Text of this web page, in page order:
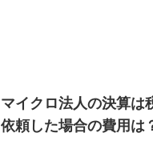
マイクロ法人の決算は
依頼した場合の費用は